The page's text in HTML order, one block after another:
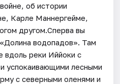
об истории
Карле Маннергейме,
другом.Сперва вы
водопадов». Там
вдоль реки Иййоки с
успокаивающими лесными
с северными оленями и